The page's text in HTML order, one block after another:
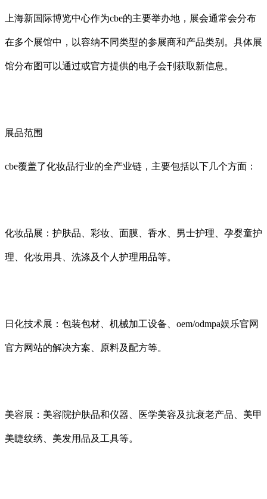
上海新国际博览中心作为cbe的主要举办地，展会通常会分布
在多个展馆中，以容纳不同类型的参展商和产品类别。具体展
馆分布图可以通过或官方提供的电子会刊获取新信息。
展品范围
cbe覆盖了化妆品行业的全产业链，主要包括以下几个方面：
化妆品展：护肤品、彩妆、面膜、香水、男士护理、孕婴童护
理、化妆用具、洗涤及个人护理用品等。
日化技术展：包装包材、机械加工设备、oem/odmpa娱乐官网
官方网站的解决方案、原料及配方等。
美容展：美容院护肤品和仪器、医学美容及抗衰老产品、美甲
美睫纹绣、美发用品及工具等。